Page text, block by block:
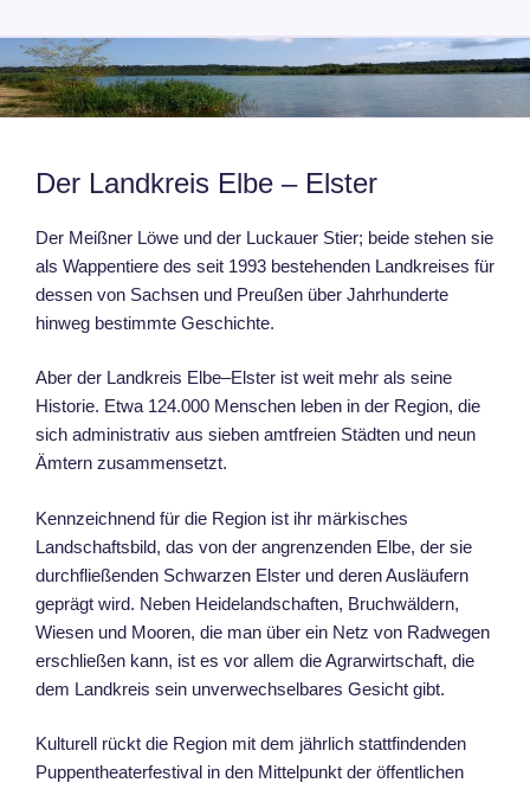
Inhalt
springen
METALL-FINSTERWALDE
Der Landkreis Elbe – Elster
Der Meißner Löwe und der Luckauer Stier; beide stehen sie
als Wappentiere des seit 1993 bestehenden Landkreises für
dessen von Sachsen und Preußen über Jahrhunderte
hinweg bestimmte Geschichte.
Aber der Landkreis Elbe–Elster ist weit mehr als seine
Historie. Etwa 124.000 Menschen leben in der Region, die
sich administrativ aus sieben amtfreien Städten und neun
Ämtern zusammensetzt.
Kennzeichnend für die Region ist ihr märkisches
Landschaftsbild, das von der angrenzenden Elbe, der sie
durchfließenden Schwarzen Elster und deren Ausläufern
geprägt wird. Neben Heidelandschaften, Bruchwäldern,
Wiesen und Mooren, die man über ein Netz von Radwegen
erschließen kann, ist es vor allem die Agrarwirtschaft, die
dem Landkreis sein unverwechselbares Gesicht gibt.
Kulturell rückt die Region mit dem jährlich stattfindenden
Puppentheaterfestival in den Mittelpunkt der öffentlichen